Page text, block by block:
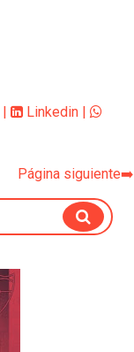
| Linkedin |
Página siguiente➡️